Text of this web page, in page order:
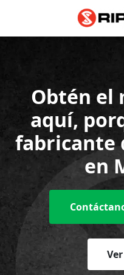
Obtén el
aquí,
fabricante
en